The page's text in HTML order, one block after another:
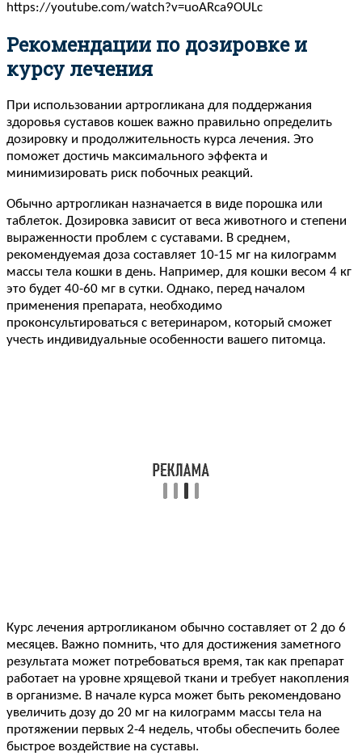
https://youtube.com/watch?v=uoARca9OULc
Рекомендации по дозировке и
курсу лечения
При использовании артрогликана для поддержания
здоровья суставов кошек важно правильно определить
дозировку и продолжительность курса лечения. Это
поможет достичь максимального эффекта и
минимизировать риск побочных реакций.
Обычно артрогликан назначается в виде порошка или
таблеток. Дозировка зависит от веса животного и степени
выраженности проблем с суставами. В среднем,
рекомендуемая доза составляет 10-15 мг на килограмм
массы тела кошки в день. Например, для кошки весом 4 кг
это будет 40-60 мг в сутки. Однако, перед началом
применения препарата, необходимо
проконсультироваться с ветеринаром, который сможет
учесть индивидуальные особенности вашего питомца.
Курс лечения артрогликаном обычно составляет от 2 до 6
месяцев. Важно помнить, что для достижения заметного
результата может потребоваться время, так как препарат
работает на уровне хрящевой ткани и требует накопления
в организме. В начале курса может быть рекомендовано
увеличить дозу до 20 мг на килограмм массы тела на
протяжении первых 2-4 недель, чтобы обеспечить более
быстрое воздействие на суставы.